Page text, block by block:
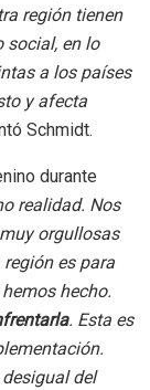
región tienen
en lo
a los países
y afecta
Schmidt.
durante
realidad. Nos
orgullosas
región es para
hecho.
. Esta es
del